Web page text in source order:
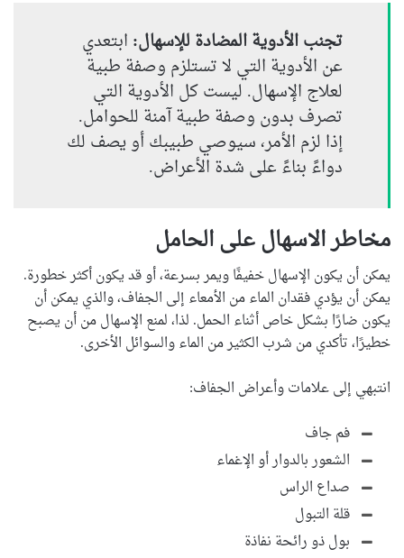
تجنب الأدوية المضادة للإسهال: ابتعدي
عن الأدوية التي لا تستلزم وصفة طبية
لعلاج الإسهال. ليست كل الأدوية التي
تصرف بدون وصفة طبية آمنة للحوامل.
إذا لزم الأمر، سيوصي طبيبك أو يصف لك
دواءً بناءً على شدة الأعراض.
مخاطر الاسهال على الحامل
يمكن أن يكون الإسهال خفيفًا ويمر بسرعة، أو قد يكون أكثر خطورة.
يمكن أن يؤدي فقدان الماء من الأمعاء إلى الجفاف، والذي يمكن أن
يكون ضارًا بشكل خاص أثناء الحمل. لذا، لمنع الإسهال من أن يصبح
خطيرًا، تأكدي من شرب الكثير من الماء والسوائل الأخرى.
انتبهي إلى علامات وأعراض الجفاف:
فم جاف
الشعور بالدوار أو الإغماء
صداع الراس
قلة التبول
بول ذو رائحة نفاذة